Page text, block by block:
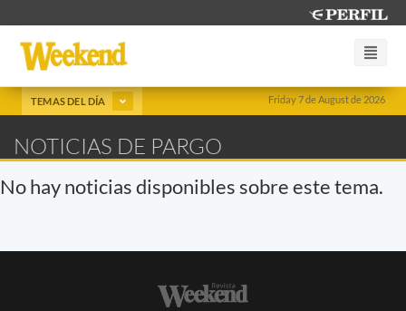
Friday 7 de August de 2026
TEMAS DEL DÍA
NOTICIAS DE PARGO
No hay noticias disponibles sobre este tema.